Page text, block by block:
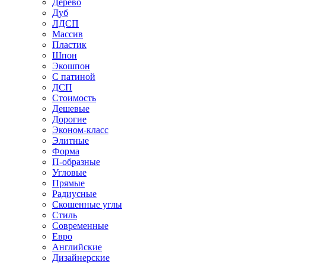
Дуб
ЛДСП
Массив
Пластик
Шпон
Экошпон
С патиной
ДСП
Стоимость
Дешевые
Дорогие
Эконом-класс
Элитные
Форма
П-образные
Угловые
Прямые
Радиусные
Скошенные углы
Стиль
Современные
Евро
Английские
Дизайнерские